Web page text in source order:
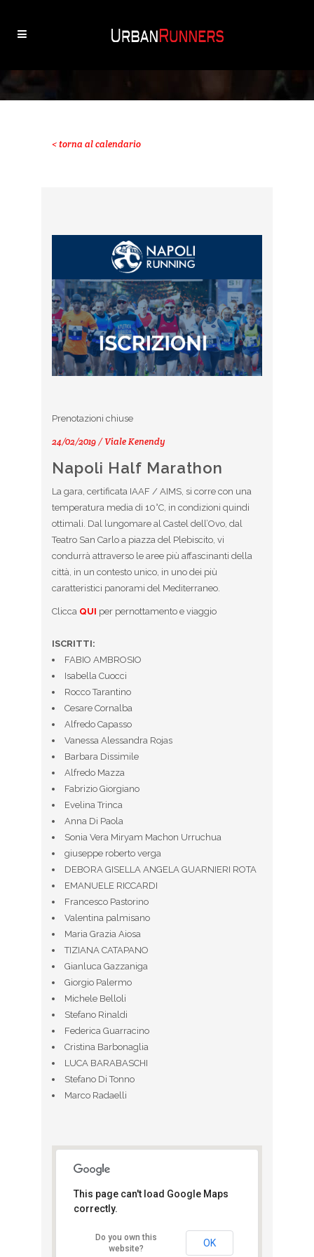
< torna al calendario
Prenotazioni chiuse
24/02/2019 / Viale Kenendy
Napoli Half Marathon
La gara, certificata IAAF / AIMS, si corre con una
temperatura media di 10°C, in condizioni quindi
ottimali. Dal lungomare al Castel dell’Ovo, dal
Teatro San Carlo a piazza del Plebiscito, vi
condurrà attraverso le aree più affascinanti della
città, in un contesto unico, in uno dei più
caratteristici panorami del Mediterraneo.
Clicca QUI per pernottamento e viaggio
ISCRITTI:
FABIO AMBROSIO
Isabella Cuocci
Rocco Tarantino
Cesare Cornalba
Alfredo Capasso
Vanessa Alessandra Rojas
Barbara Dissimile
Alfredo Mazza
Fabrizio Giorgiano
Evelina Trinca
Anna Di Paola
Sonia Vera Miryam Machon Urruchua
giuseppe roberto verga
DEBORA GISELLA ANGELA GUARNIERI ROTA
EMANUELE RICCARDI
Francesco Pastorino
Valentina palmisano
Maria Grazia Aiosa
TIZIANA CATAPANO
Gianluca Gazzaniga
Giorgio Palermo
Michele Belloli
Stefano Rinaldi
Federica Guarracino
Cristina Barbonaglia
LUCA BARABASCHI
Stefano Di Tonno
Marco Radaelli
Napoli Half
Viale Kenendy - Napoli
View Eventi
This page can't load Google Maps
correctly.
Do you own this
website?
OK